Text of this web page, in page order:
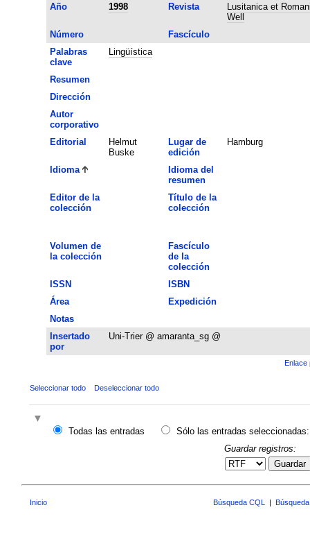
Año
1998 Revista
Lusitanica et
Well
Número
Fascículo
Palabras
clave
Lingüística
Resumen
Dirección
Autor
corporativo
Editorial
Helmut
Buske
Lugar de
edición
Hamburg
Idioma
Idioma del
resumen
Editor de la
colección
Título de la
colección
Volumen de
la colección
Fascículo
de la
colección
ISSN
ISBN
Área
Expedición
Notas
Insertado
por
Uni-Trier @ amaranta_sg @
Enlace
Seleccionar todo Deseleccionar todo
Todas las entradas
Sólo las entradas seleccionadas:
Guardar registros:
Guardar
Inicio Búsqueda CQL